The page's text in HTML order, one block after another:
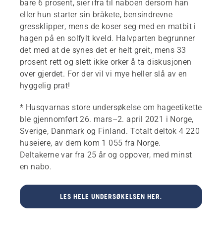
bare 6 prosent, sier ifra til naboen dersom han
eller hun starter sin bråkete, bensindrevne
gressklipper, mens de koser seg med en matbit i
hagen på en solfylt kveld. Halvparten begrunner
det med at de synes det er helt greit, mens 33
prosent rett og slett ikke orker å ta diskusjonen
over gjerdet. For der vil vi mye heller slå av en
hyggelig prat!
* Husqvarnas store undersøkelse om hageetikette
ble gjennomført 26. mars–2. april 2021 i Norge,
Sverige, Danmark og Finland. Totalt deltok 4 220
huseiere, av dem kom 1 055 fra Norge.
Deltakerne var fra 25 år og oppover, med minst
en nabo.
LES HELE UNDERSØKELSEN HER.